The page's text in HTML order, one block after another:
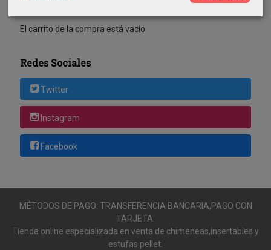
El carrito de la compra está vacío
Redes Sociales
Twitter
Instagram
Facebook
MÉTODOS DE PAGO: TRANSFERENCIA BANCARIA,PAGO CON
TARJETA.
Tienda online especializada en venta de chimeneas,insertables y
estufas pellet.